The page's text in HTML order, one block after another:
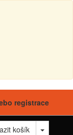
registrace
košík